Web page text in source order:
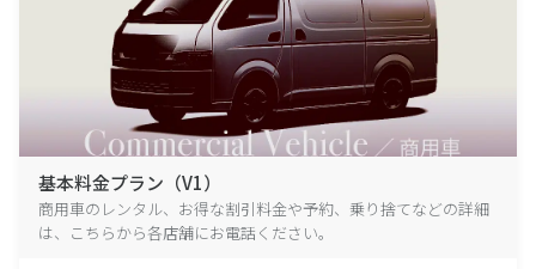
基本料金プラン（V1）
商用車のレンタル、お得な割引料金や予約、乗り捨てなどの詳細
は、こちらから各店舗にお電話ください。